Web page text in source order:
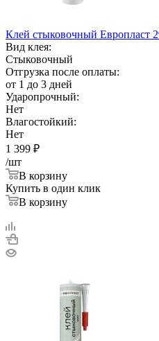
Клей стыковочный Европласт
Вид клея:
Стыковочный
Отгрузка после оплаты:
от 1 до 3 дней
Ударопрочный:
Нет
Влагостойкий:
Нет
1 399 ₽
/шт
В корзину
Купить в один клик
В корзину